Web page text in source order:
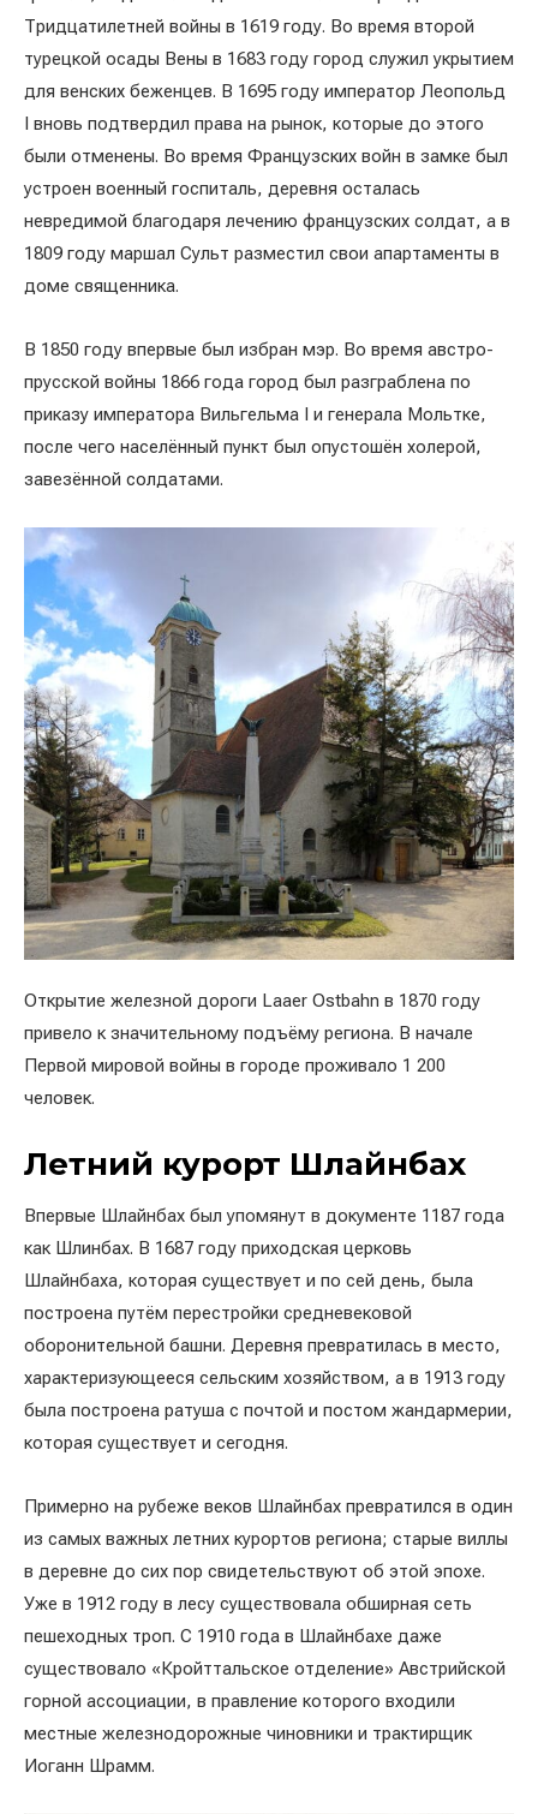
Тридцатилетней войны в 1619 году. Во время второй
турецкой осады Вены в 1683 году город служил укрытием
для венских беженцев. В 1695 году император Леопольд
I вновь подтвердил права на рынок, которые до этого
были отменены. Во время Французских войн в замке был
устроен военный госпиталь, деревня осталась
невредимой благодаря лечению французских солдат, а в
1809 году маршал Сульт разместил свои апартаменты в
доме священника.
В 1850 году впервые был избран мэр. Во время австро-
прусской войны 1866 года город был разграблена по
приказу императора Вильгельма I и генерала Мольтке,
после чего населённый пункт был опустошён холерой,
завезённой солдатами.
Открытие железной дороги Laaer Ostbahn в 1870 году
привело к значительному подъёму региона. В начале
Первой мировой войны в городе проживало 1 200
человек.
Летний курорт Шлайнбах
Впервые Шлайнбах был упомянут в документе 1187 года
как Шлинбах. В 1687 году приходская церковь
Шлайнбаха, которая существует и по сей день, была
построена путём перестройки средневековой
оборонительной башни. Деревня превратилась в место,
характеризующееся сельским хозяйством, а в 1913 году
была построена ратуша с почтой и постом жандармерии,
которая существует и сегодня.
Примерно на рубеже веков Шлайнбах превратился в один
из самых важных летних курортов региона; старые виллы
в деревне до сих пор свидетельствуют об этой эпохе.
Уже в 1912 году в лесу существовала обширная сеть
пешеходных троп. С 1910 года в Шлайнбахе даже
существовало «Кройттальское отделение» Австрийской
горной ассоциации, в правление которого входили
местные железнодорожные чиновники и трактирщик
Иоганн Шрамм.